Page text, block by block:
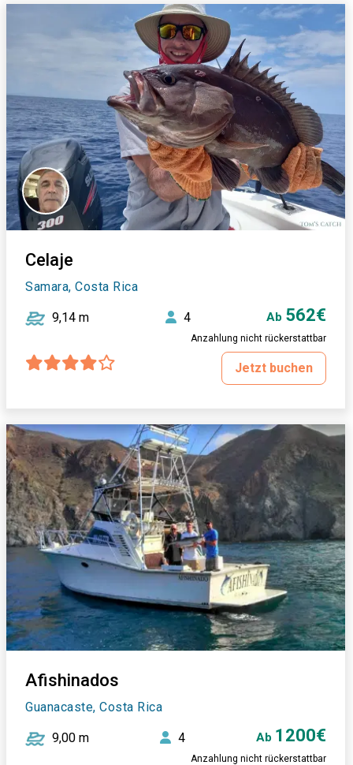
Celaje
Samara, Costa Rica
9,14 m 4 Ab 562€
Anzahlung nicht rückerstattbar
Jetzt buchen
Afishinados
Guanacaste, Costa Rica
9,00 m 4 Ab 1200€
Anzahlung nicht rückerstattbar